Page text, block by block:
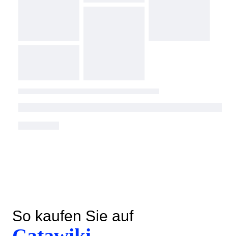
So kaufen Sie auf